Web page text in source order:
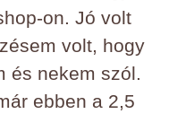
on. Jó volt
volt, hogy
és nekem szól.
ebben a 2,5